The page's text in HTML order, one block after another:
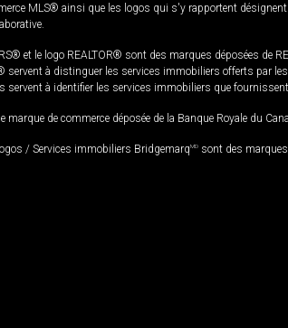
MLS® ainsi que les logos qui s'y rapportent
et le logo REALTOR® sont des marques déposées de
servent à distinguer les services immobiliers offerts par
servent à identifier les services immobiliers que
marque de commerce déposée de la Banque Royale du
/ Services immobiliers BridgemarqMD sont des